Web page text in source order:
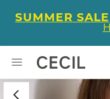
SUMMER SALE